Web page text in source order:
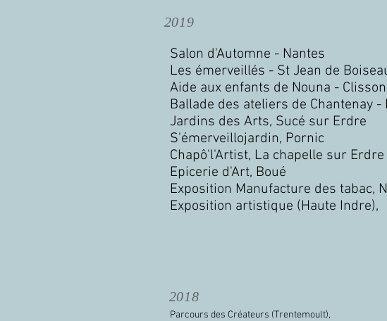
2019
Salon d'Automne - Nantes
Les émerveillés - St Jean de
Aide aux enfants de Nouna - Clisson
Ballade des ateliers de Chantenay -
Jardins des Arts, Sucé sur Erdre
S'émerveillojardin, Pornic
Chapô'l'Artist, La chapelle sur Erdre
Epicerie d'Art, Boué
Exposition Manufacture des tabac,
Exposition artistique (Haute Indre),
2018
Parcours des Créateurs (Trentemoult),